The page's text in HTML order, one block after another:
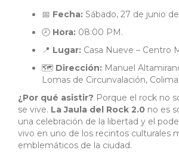
📅 Fecha: Sábado, 27 de junio
🕗 Hora: 08:00 PM.
📍 Lugar: Casa Nueve – Centro
🗺️ Dirección: Manuel
Lomas de Circunvalación,
¿Por qué asistir? Porque el rock no
se vive. La Jaula del Rock 2.0 no es
una celebración de la libertad y el
vivo en uno de los recintos culturales
emblemáticos de la ciudad.